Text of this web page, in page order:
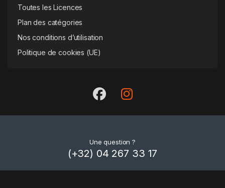
Toutes les Licences
Plan des catégories
Nos conditions d’utilisation
Politique de cookies (UE)
Une question ?
(+32) 04 267 33 17